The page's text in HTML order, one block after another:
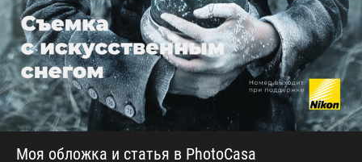
Моя обложка и статья в PhotoCasa